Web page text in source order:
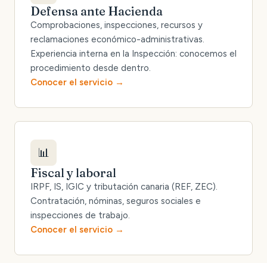
Defensa ante Hacienda
Comprobaciones, inspecciones, recursos y
reclamaciones económico-administrativas.
Experiencia interna en la Inspección: conocemos el
procedimiento desde dentro.
Conocer el servicio
📊
Fiscal y laboral
IRPF, IS, IGIC y tributación canaria (REF, ZEC).
Contratación, nóminas, seguros sociales e
inspecciones de trabajo.
Conocer el servicio